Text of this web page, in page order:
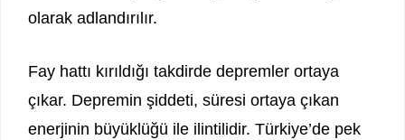
olarak adlandırılır.
Fay hattı kırıldığı takdirde depremler ortaya
çıkar. Depremin şiddeti, süresi ortaya çıkan
enerjinin büyüklüğü ile ilintilidir. Türkiye’de pek